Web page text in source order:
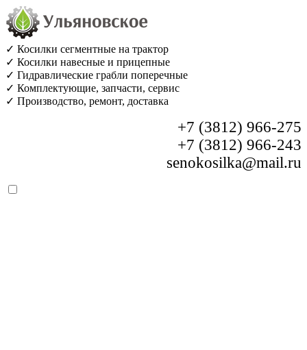
✓ Косилки сегментные на трактор
✓ Косилки навесные и прицепные
✓ Гидравлические грабли поперечные
✓ Комплектующие, запчасти, сервис
✓ Производство, ремонт, доставка
+7 (3812) 966-275
+7 (3812) 966-243
senokosilka@mail.ru